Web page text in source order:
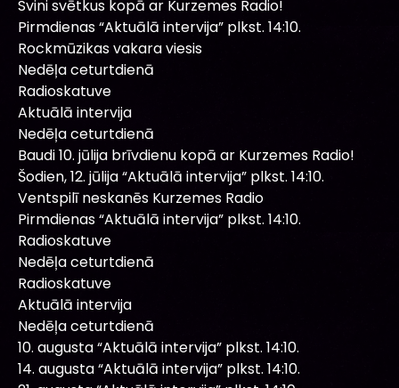
Svini svētkus kopā ar Kurzemes Radio!
Pirmdienas “Aktuālā intervija” plkst. 14:10.
Rockmūzikas vakara viesis
Nedēļa ceturtdienā
Radioskatuve
Aktuālā intervija
Nedēļa ceturtdienā
Baudi 10. jūlija brīvdienu kopā ar Kurzemes Radio!
Šodien, 12. jūlija “Aktuālā intervija” plkst. 14:10.
Ventspilī neskanēs Kurzemes Radio
Pirmdienas “Aktuālā intervija” plkst. 14:10.
Radioskatuve
Nedēļa ceturtdienā
Radioskatuve
Aktuālā intervija
Nedēļa ceturtdienā
10. augusta “Aktuālā intervija” plkst. 14:10.
14. augusta “Aktuālā intervija” plkst. 14:10.